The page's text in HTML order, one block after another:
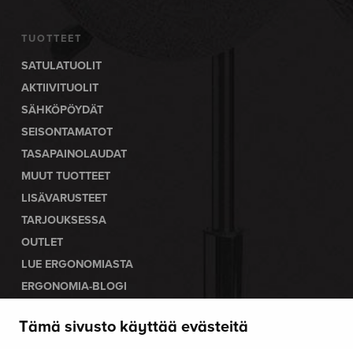
Tämä sivusto käyttää evästeitä
TUOTTEET
SATULATUOLIT
AKTIIVITUOLIT
SÄHKÖPÖYDÄT
SEISONTAMATOT
TASAPAINOLAUDAT
MUUT TUOTTEET
LISÄVARUSTEET
TARJOUKSESSA
OUTLET
LUE ERGONOMIASTA
ERGONOMIA-BLOGI
OTA YHTEYTTÄ